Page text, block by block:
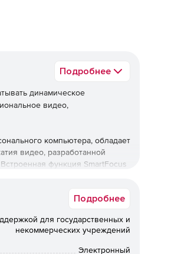
Подробнее
динамическое
видео,
компьютера, обладает
видео, разработанной
функция SmartFocus
в социальных сетях, блогах,
Подробнее
для государственных и
некоммерческих учреждений
Электронный